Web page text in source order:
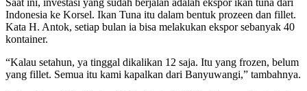
Saat ini, investasi yang sudah berjalan adalah ekspor ikan tuna dari
Indonesia ke Korsel. Ikan Tuna itu dalam bentuk prozeen dan fillet.
Kata H. Antok, setiap bulan ia bisa melakukan ekspor sebanyak 40
kontainer.
“Kalau setahun, ya tinggal dikalikan 12 saja. Itu yang frozen, belum
yang fillet. Semua itu kami kapalkan dari Banyuwangi,” tambahnya.